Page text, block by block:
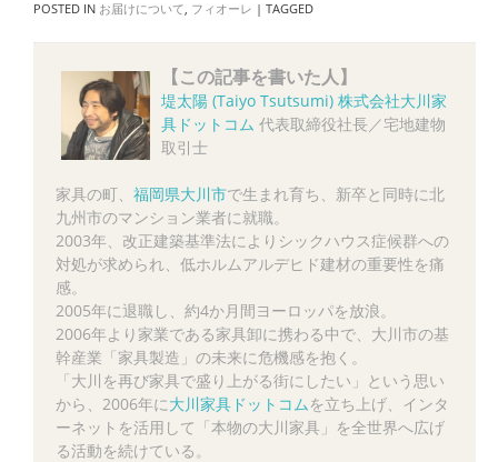
POSTED IN お届けについて フィオーレ | TAGGED
【この記事を書いた人】
堤太陽 (Taiyo Tsutsumi) 株式会社大川家
具ドットコム 代表取締役社長／宅地建物
取引士
家具の町、 福岡県大川市で生まれ育ち、新卒と同時に北
九州市のマンション業者に就職。
2003年、改正建築基準法によりシックハウス症候群への
対処が求められ、低ホルムアルデヒド建材の重要性を痛
感。
2005年に退職し、約4か月間ヨーロッパを放浪。
2006年より家業である家具卸に携わる中で、大川市の基
幹産業「家具製造」の未来に危機感を抱く。
「大川を再び家具で盛り上がる街にしたい」という思い
から、2006年に大川家具ドットコム を立ち上げ、インタ
ーネットを活用して「本物の大川家具」を全世界へ広げ
る活動を続けている。